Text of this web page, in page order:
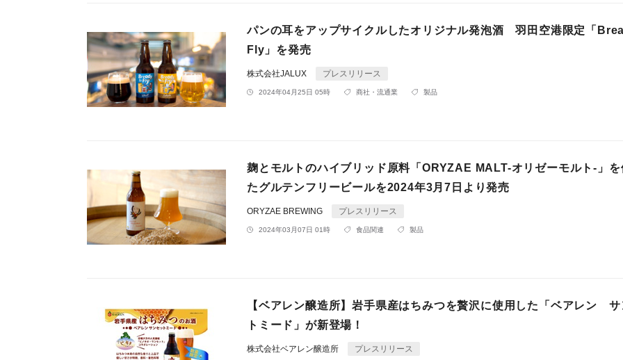
パンの耳をアップサイクルしたオリジナル発泡酒 羽田空港限定「
Fly」を発売
株式会社JALUX プレスリリース
2024年04月25日 05時 商社・流通業 製品
麹とモルトのハイブリッド原料「ORYZAE MALT-オリゼーモルト-」を
たグルテンフリービールを2024年3月7日より発売
ORYZAE BREWING プレスリリース
2024年03月07日 01時 食品関連 製品
【ベアレン醸造所】岩手県産はちみつを贅沢に使用した「ベアレン サ
トミード」が新登場！
株式会社ベアレン醸造所 プレスリリース